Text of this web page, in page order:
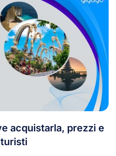
acquistarla, prezzi e